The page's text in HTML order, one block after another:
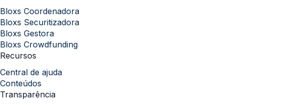
Bloxs Coordenadora
Bloxs Securitizadora
Bloxs Gestora
Bloxs Crowdfunding
Recursos
Central de ajuda
Conteúdos
Transparência